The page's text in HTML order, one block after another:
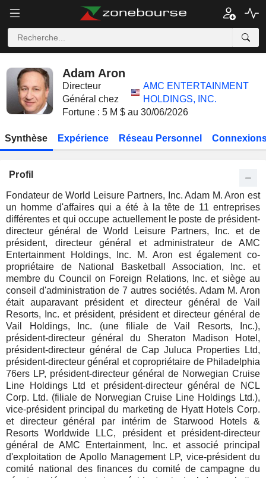
Adam Aron
Directeur
Général chez
AMC ENTERTAINMENT
HOLDINGS, INC.
Fortune : 5 M $ au 30/06/2026
Synthèse Expérience Réseau Personnel
Profil
Fondateur de World Leisure Partners, Inc. Adam M. Aron est
un homme d'affaires qui a été à la tête de 11 entreprises
différentes et qui occupe actuellement le poste de président-
directeur général de World Leisure Partners, Inc. et de
président, directeur général et administrateur de AMC
Entertainment Holdings, Inc. M. Aron est également co-
propriétaire de National Basketball Association, Inc. et
membre du Council on Foreign Relations, Inc. et siège au
conseil d'administration de 7 autres sociétés. Adam M. Aron
était auparavant président et directeur général de Vail
Resorts, Inc. et président, président et directeur général de
Vail Holdings, Inc. (une filiale de Vail Resorts, Inc.),
président-directeur général du Sheraton Madison Hotel,
président-directeur général de Cap Juluca Properties Ltd,
président-directeur général et copropriétaire de Philadelphia
76ers LP, président-directeur général de Norwegian Cruise
Line Holdings Ltd et président-directeur général de NCL
Corp. Ltd. (filiale de Norwegian Cruise Line Holdings Ltd.),
vice-président principal du marketing de Hyatt Hotels Corp.
et directeur général par intérim de Starwood Hotels &
Resorts Worldwide LLC, président et président-directeur
général de AMC Entertainment, Inc. et associé principal
d'exploitation de Apollo Management LP, vice-président du
comité national des finances du comité de campagne du